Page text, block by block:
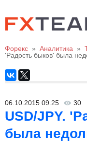
Форекс » Аналитика »
'Радость быков' была
06.10.2015 09:25 30
USD/JPY.
была